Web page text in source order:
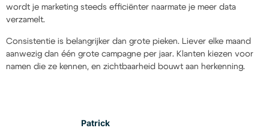
wordt je marketing steeds efficiënter naarmate je meer data
verzamelt.
Consistentie is belangrijker dan grote pieken. Liever elke maand
aanwezig dan één grote campagne per jaar. Klanten kiezen voor
namen die ze kennen, en zichtbaarheid bouwt aan herkenning.
Patrick